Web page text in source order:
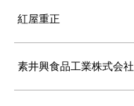
紅屋重正
素井興食品工業株式会社